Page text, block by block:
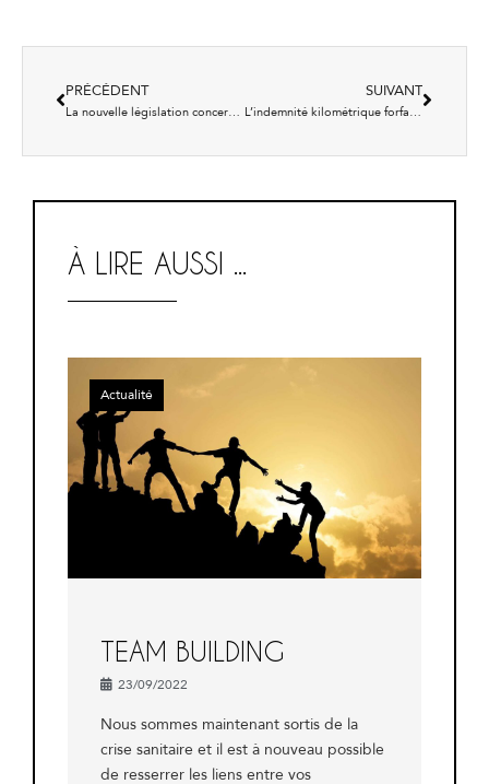
PRÉCÉDENT
La nouvelle législation concernant les loyers : qu’est-ce qui change ?
SUIVANT
L’indemnité kilométrique forfaitaire, combien ? Pour qui ? On vous dit tout !
À LIRE AUSSI ...
Actualité
TEAM BUILDING
23/09/2022
Nous sommes maintenant sortis de la
crise sanitaire et il est à nouveau possible
de resserrer les liens entre vos